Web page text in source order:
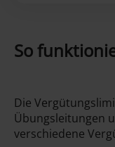
So
Die
Übungsleitungen
verschiedene